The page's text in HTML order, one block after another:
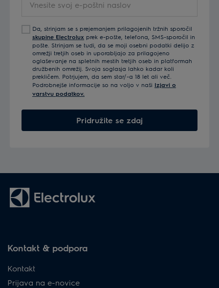
svoj
poštni
naslov
Da, strinjam se s prejemanjem prilagojenih tržnih sporočil
skupine Electrolux prek e-pošte, telefona, SMS-sporočil in
pošte. Strinjam se tudi, da se moji osebni podatki delijo z
omrežji tretjih oseb in uporabljajo za prilagojeno
oglaševanje na spletnih mestih tretjih oseb in platformah
družbenih omrežij. Svoja soglasja lahko kadar koli
prekličem. Potrjujem, da sem star/-a 18 let ali več.
Podrobnejše informacije so na voljo v naši Izjavi o
varstvu podatkov.
Pridružite se zdaj
Kontakt & podpora
Kontakt
Prijava na e-novice